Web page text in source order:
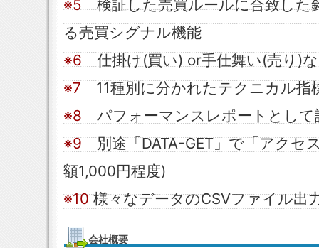
※5検証した売買ルールに合致した
る売買シグナル機能
※6 仕掛け(買い) or手仕舞い(売り)
※7 11種別に分かれたテクニカル指
※8パフォーマンスレポートとして
※9別途「DATA-GET」で「アクセ
額1,000円程度)
※10様々なデータのCSVファイル出
会社概要